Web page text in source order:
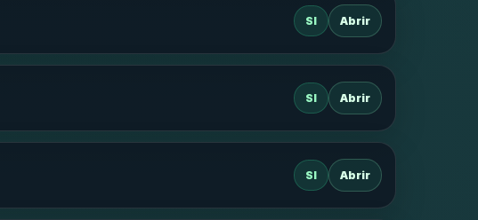
SI Abrir
SI Abrir
SI Abrir